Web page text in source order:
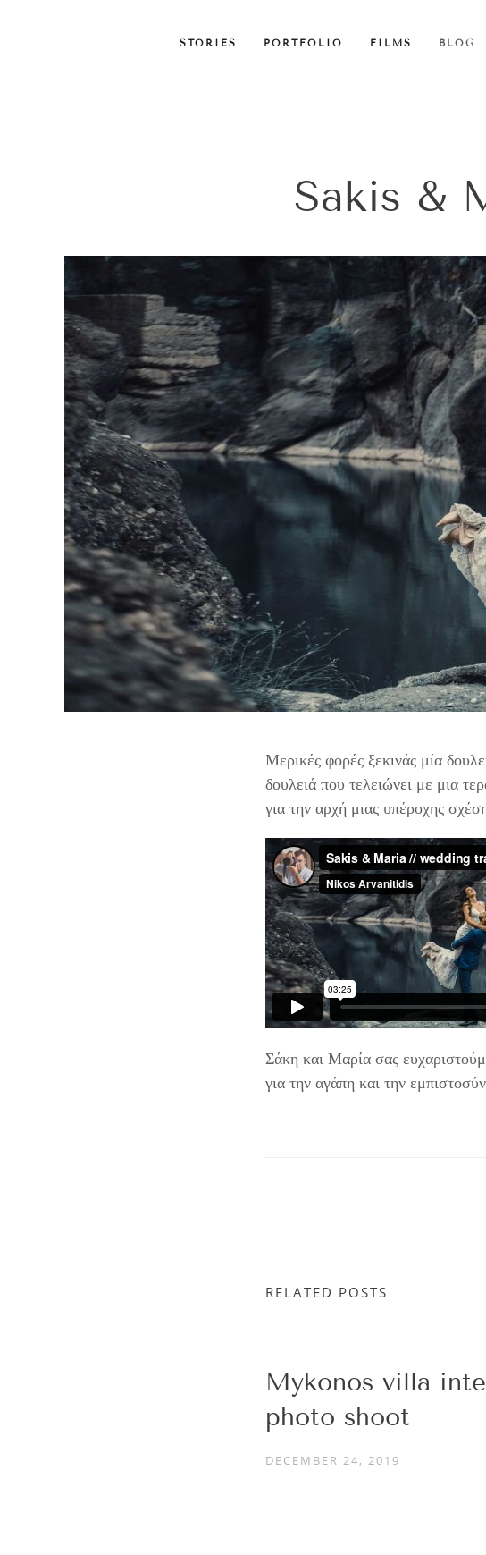
STORIES PORTFOLIO FILMS BLOG
Sakis &
Μερικές φορές ξεκινάς μία
δουλειά που τελειώνει με μια
για την αρχή μιας υπέροχης
Σάκη και Μαρία σας
για την αγάπη και την
RELATED POSTS
Mykonos villa
photo shoot
DECEMBER 24, 2019